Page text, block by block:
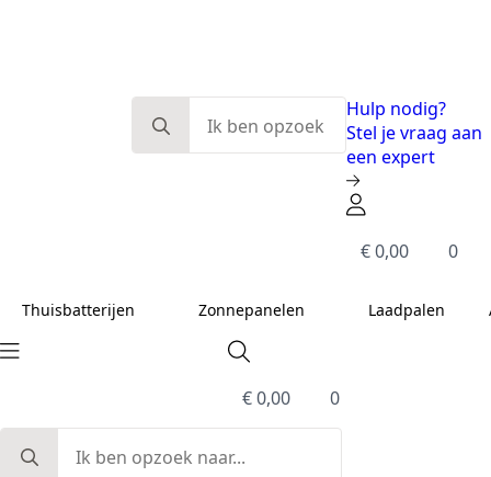
for:
Hulp nodig?
Stel je vraag aan
een expert
€0,00 0
Thuisbatterijen Zonnepanelen Laadpalen
€0,00
0
for: